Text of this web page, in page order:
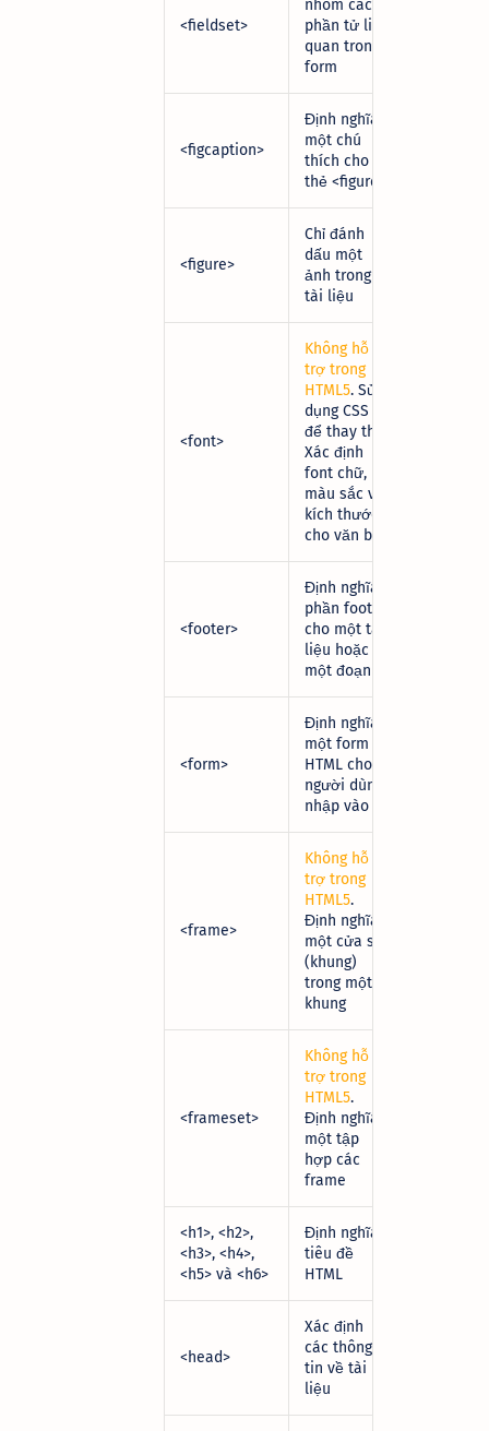
<fieldset>
nhóm các
phần tử liên
quan trong
form
<figcaption>
Định nghĩa
một chú
thích cho
thẻ <figure>
<figure>
Chỉ đánh
dấu một
ảnh trong
tài liệu
<font>
Không hỗ
trợ trong
HTML5. Sử
dụng CSS
để thay thế.
Xác định
font chữ,
màu sắc và
kích thước
cho văn bản
<footer>
Định nghĩa
phần footer
cho một tài
liệu hoặc
một đoạn
<form>
Định nghĩa
một form
HTML cho
người dùng
nhập vào
<frame>
Không hỗ
trợ trong
HTML5.
Định nghĩa
một cửa sổ
(khung)
trong một
khung
<frameset>
Không hỗ
trợ trong
HTML5.
Định nghĩa
một tập
hợp các
frame
<h1>, <h2>,
<h3>, <h4>,
<h5> và <h6>
Định nghĩa
tiêu đề
HTML
<head>
Xác định
các thông
tin về tài
liệu